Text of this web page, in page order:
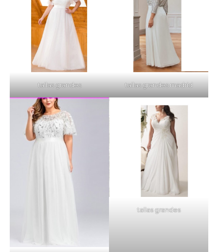
tallas grandes tallas grandes madrid
tallas grandes